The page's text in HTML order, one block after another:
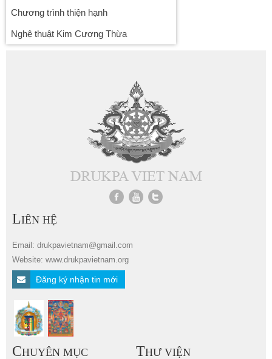
Chương trình thiện hạnh
Nghệ thuật Kim Cương Thừa
LIÊN HỆ
Email: drukpavietnam@gmail.com
Website: www.drukpavietnam.org
Đăng ký nhận tin mới
CHUYÊN MỤC THƯ VIỆN